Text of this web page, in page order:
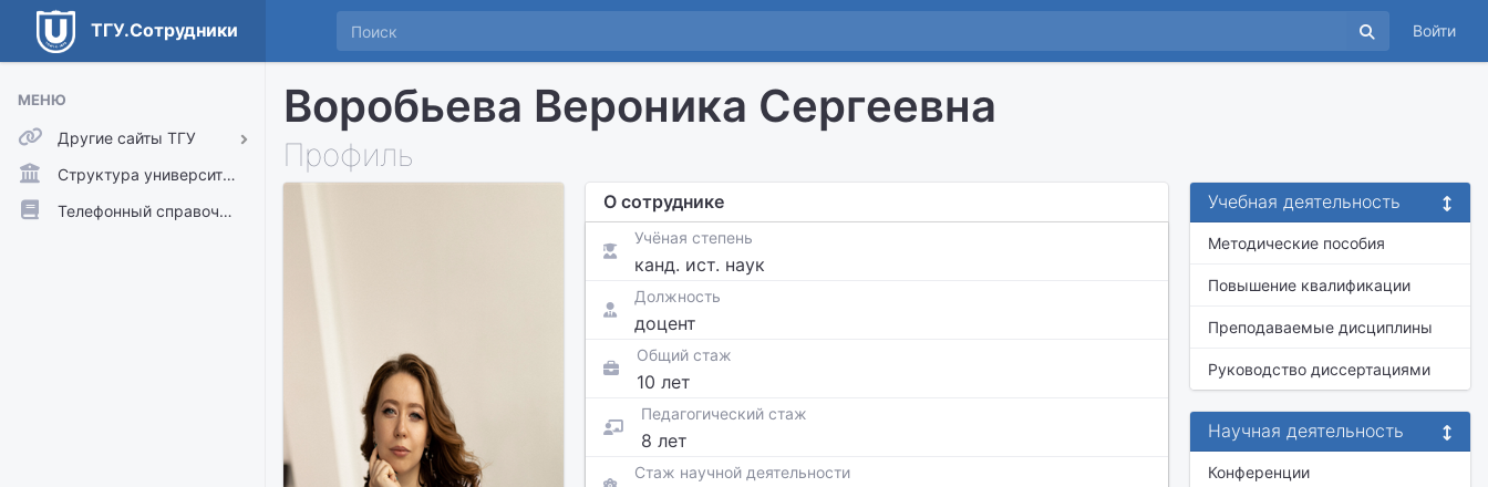
ТГУ.Сотрудники Войти
МЕНЮ
Другие сайты ТГУ
ТГУ.Аккаунты
ТГУ.Расписание
Структура университета
Телефонный справочник
Воробьева Вероника Сергеевна
Профиль
О сотруднике
Учёная степень
канд. ист. наук
Должность
доцент
Общий стаж
10 лет
Педагогический стаж
8 лет
Стаж научной деятельности
Учебная деятельность
Методические пособия
Повышение квалификации
Преподаваемые дисциплины
Руководство диссертациями
Научная деятельность
Конференции